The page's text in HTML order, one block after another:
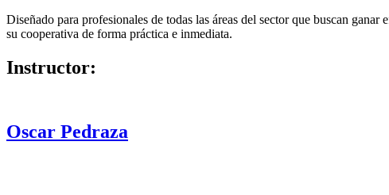
Diseñado para profesionales de todas las áreas del sector que buscan
su cooperativa de forma práctica e inmediata.
Instructor:
Oscar Pedraza